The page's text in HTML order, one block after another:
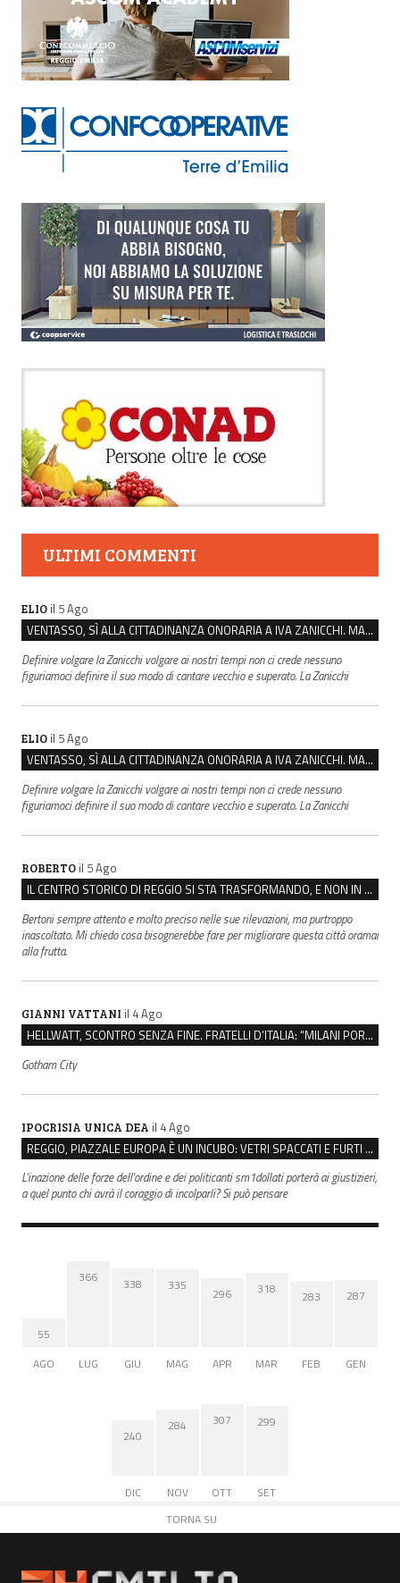
ULTIMI COMMENTI
ELIO il 5 Ago
VENTASSO, SÌ ALLA CITTADINANZA ONORARIA A IVA ZANICCHI. MA BARGIACCHI: “È DI PESSIMO GUSTO”
Definire volgare la Zanicchi volgare ai nostri tempi non ci crede nessuno
figuriamoci definire il suo modo di cantare vecchio e superato. La Zanicchi
ELIO il 5 Ago
VENTASSO, SÌ ALLA CITTADINANZA ONORARIA A IVA ZANICCHI. MA BARGIACCHI: “È DI PESSIMO GUSTO”
Definire volgare la Zanicchi volgare ai nostri tempi non ci crede nessuno
figuriamoci definire il suo modo di cantare vecchio e superato. La Zanicchi
ROBERTO il 5 Ago
IL CENTRO STORICO DI REGGIO SI STA TRASFORMANDO, E NON IN MEGLIO
Bertoni sempre attento e molto preciso nelle sue rilevazioni, ma purtroppo
inascoltato. Mi chiedo cosa bisognerebbe fare per migliorare questa città oramai
alla frutta.
GIANNI VATTANI il 4 Ago
HELLWATT, SCONTRO SENZA FINE. FRATELLI D’ITALIA: “MILANI PORTA DOCUMENTI, DE FRANCO INSULTI”
Gotham City
IPOCRISIA UNICA DEA il 4 Ago
REGGIO, PIAZZALE EUROPA È UN INCUBO: VETRI SPACCATI E FURTI SULLE AUTO IN SOSTA
L'inazione delle forze dell'ordine e dei politicanti sm1dollati porterà ai giustizieri,
a quel punto chi avrà il coraggio di incolparli? Si può pensare
55
AGO
366
LUG
338
GIU
335
MAG
296
APR
318
MAR
283
FEB
287
GEN
240
DIC
284
NOV
307
OTT
299
SET
TORNA SU